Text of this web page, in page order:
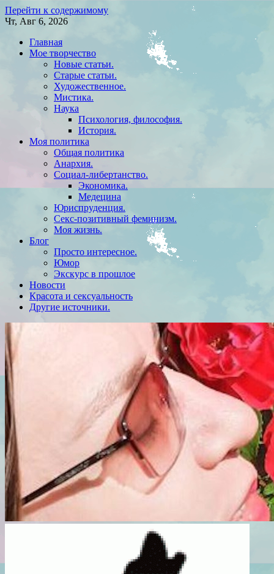
Перейти к содержимому
Чт, Авг 6, 2026
Главная
Мое творчество
Новые статьи.
Старые статьи.
Художественное.
Мистика.
Наука
Психология, философия.
История.
Моя политика
Общая политика
Анархия.
Социал-либертанство.
Экономика.
Медецина
Юриспруденция.
Секс-позитивный феминизм.
Моя жизнь.
Блог
Просто интересное.
Юмор
Экскурс в прошлое
Новости
Красота и сексуальность
Другие источники.